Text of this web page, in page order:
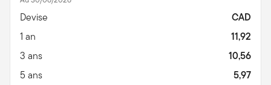
Devise
CAD
1 an
11,92
3 ans
10,56
5 ans
5,97